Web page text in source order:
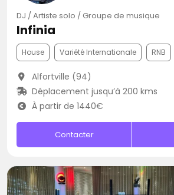
DJ / Artiste solo / Groupe de musique
Infinia
House Variété Internationale RNB
Alfortville (94)
Déplacement jusqu’à 200 kms
À partir de 1440€
Contacter